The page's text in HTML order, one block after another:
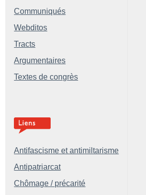
Communiqués
Webditos
Tracts
Argumentaires
Textes de congrès
Antifascisme et antimiltarisme
Antipatriarcat
Chômage / précarité